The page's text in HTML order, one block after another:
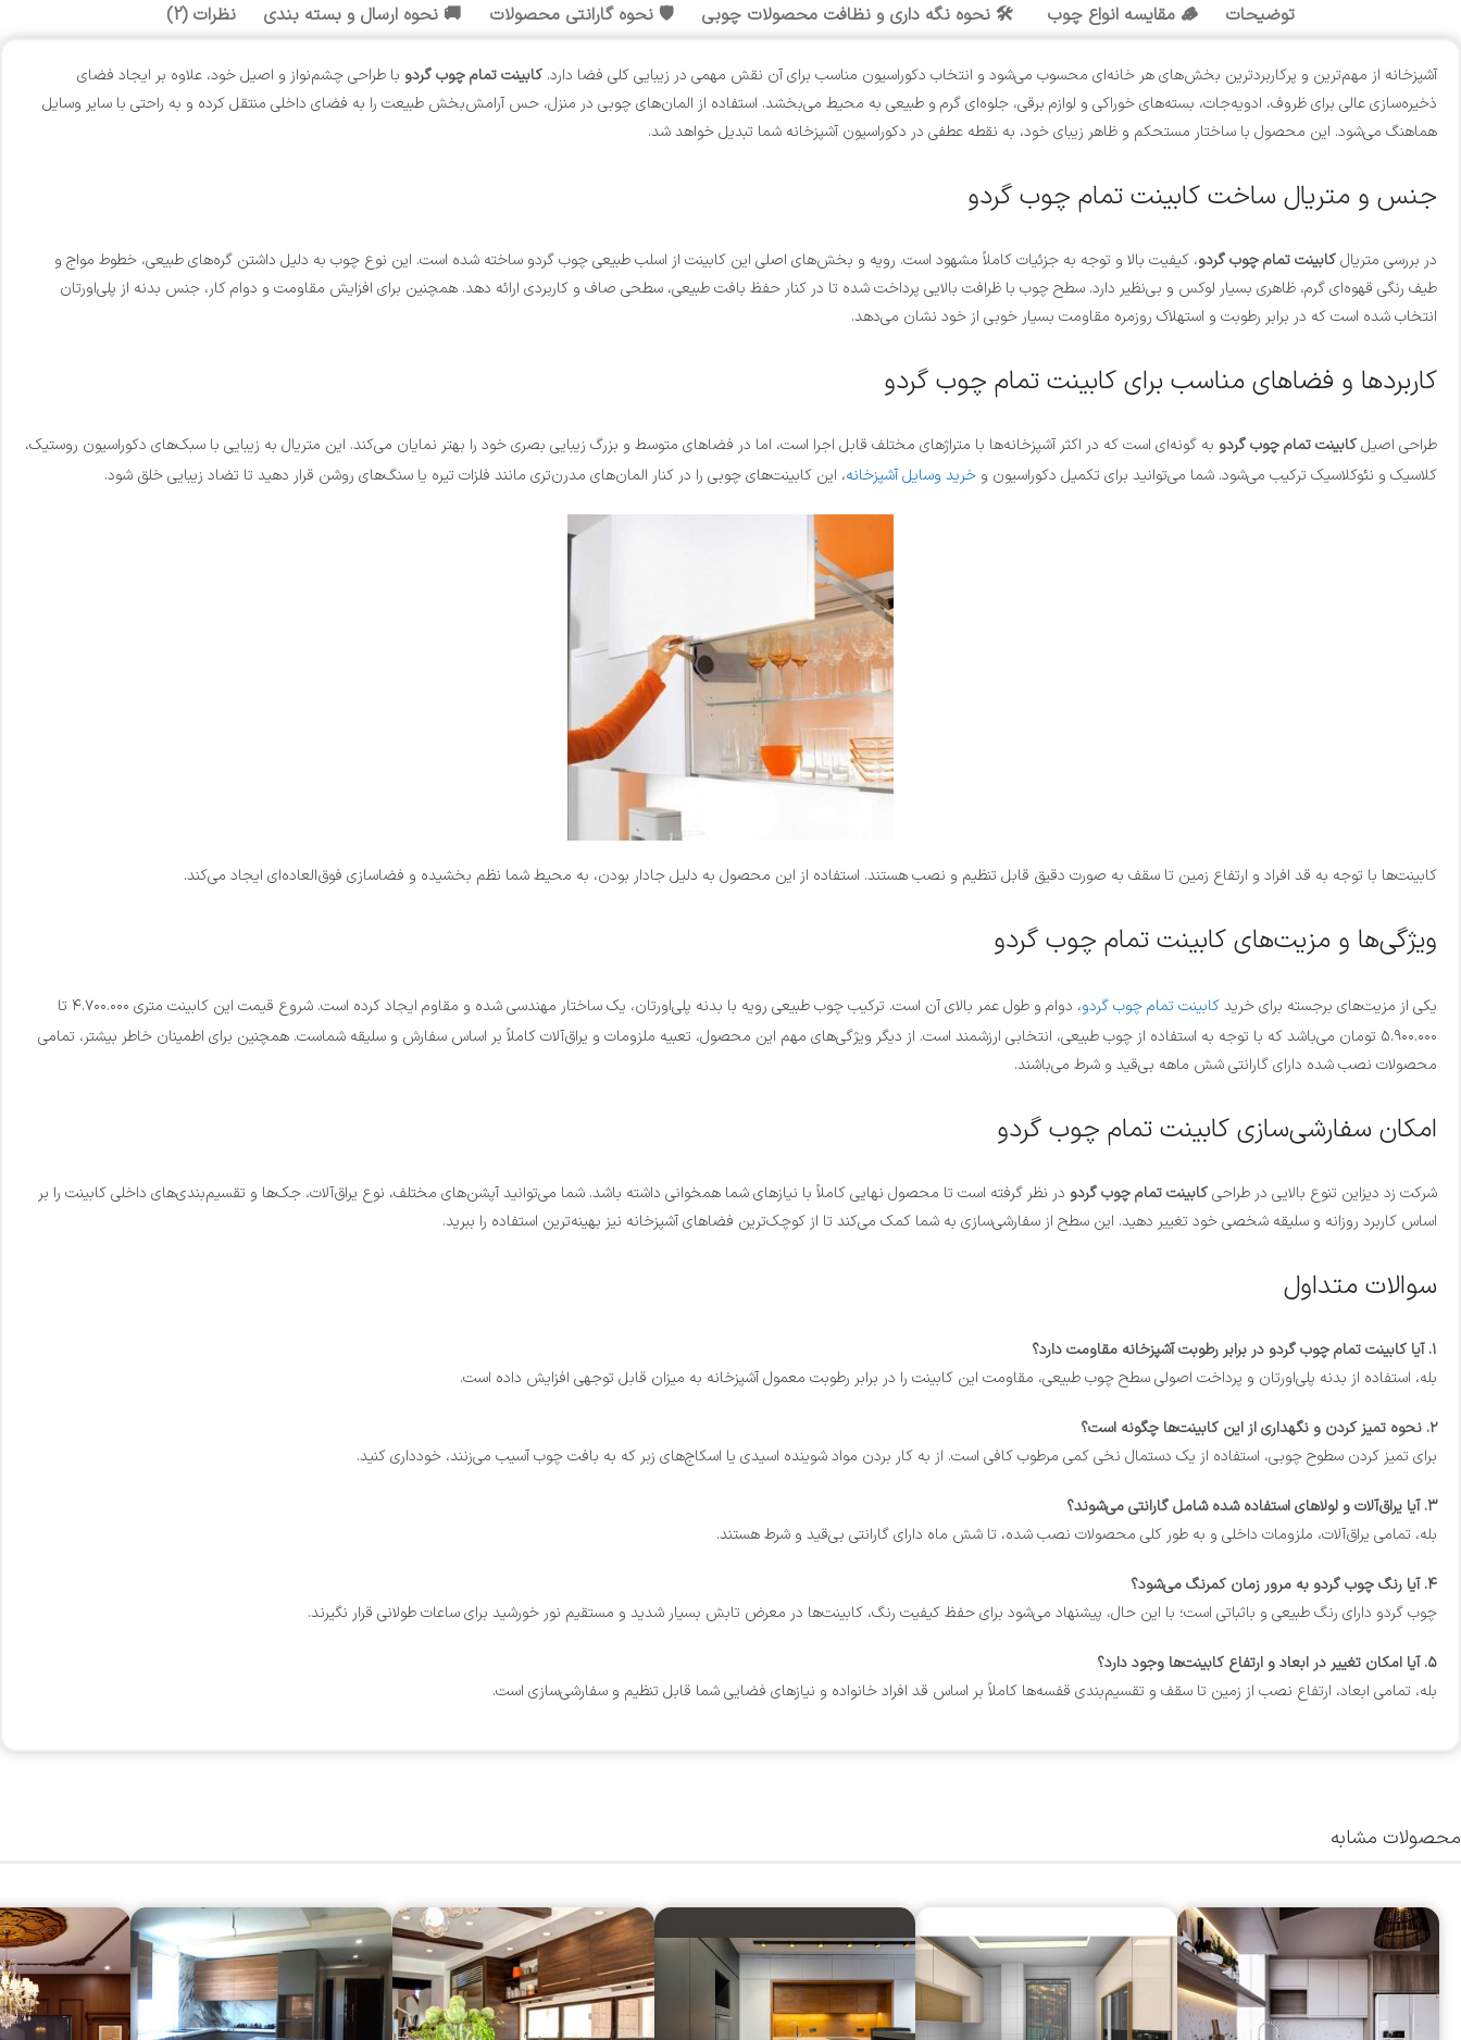
توضیحات 🪵 مقایسه انواع چوب 🛠️ نحوه نگه داری و نظافت محصولات چوبی 🛡️ نحوه گارانتی محصولات 🚚 نحوه ارسال و بسته بندی نظرات (2)
آشپزخانه از مهم‌ترین و پرکاربردترین بخش‌های هر خانه‌ای محسوب می‌شود و انتخاب دکوراسیون مناسب برای آن نقش مهمی در زیبایی کلی فضا دارد. کابینت تمام چوب گردو با طراحی چشم‌نواز و اصیل خود، علاوه بر ایجاد فضای
ذخیره‌سازی عالی برای ظروف، ادویه‌جات، بسته‌های خوراکی و لوازم برقی، جلوه‌ای گرم و طبیعی به محیط می‌بخشد. استفاده از المان‌های چوبی در منزل، حس آرامش‌بخش طبیعت را به فضای داخلی منتقل کرده و به راحتی با سایر وسایل
هماهنگ می‌شود. این محصول با ساختار مستحکم و ظاهر زیبای خود، به نقطه عطفی در دکوراسیون آشپزخانه شما تبدیل خواهد شد.
جنس و متریال ساخت کابینت تمام چوب گردو
در بررسی متریالکابینت تمام چوب گردو، کیفیت بالا و توجه به جزئیات کاملاً مشهود است. رویه و بخش‌های اصلی این کابینت از اسلب طبیعی چوب گردو ساخته شده است. این نوع چوب به دلیل داشتن گره‌های طبیعی، خطوط مواج و
طیف رنگی قهوه‌ای گرم، ظاهری بسیار لوکس و بی‌نظیر دارد. سطح چوب با ظرافت بالایی پرداخت شده تا در کنار حفظ بافت طبیعی، سطحی صاف و کاربردی ارائه دهد. همچنین برای افزایش مقاومت و دوام کار، جنس بدنه از پلی‌اورتان
انتخاب شده است که در برابر رطوبت و استهلاک روزمره مقاومت بسیار خوبی از خود نشان می‌دهد.
کاربردها و فضاهای مناسب برای کابینت تمام چوب گردو
طراحی اصیلکابینت تمام چوب گردو به گونه‌ای است که در اکثر آشپزخانه‌ها با متراژهای مختلف قابل اجرا است، اما در فضاهای متوسط و بزرگ زیبایی بصری خود را بهتر نمایان می‌کند. این متریال به زیبایی با سبک‌های دکوراسیون روستیک،
کلاسیک و نئوکلاسیک ترکیب می‌شود. شما می‌توانید برای تکمیل دکوراسیون و خرید وسایل آشپزخانه، این کابینت‌های چوبی را در کنار المان‌های مدرن‌تری مانند فلزات تیره یا سنگ‌های روشن قرار دهید تا تضاد زیبایی خلق شود.
کابینت‌ها با توجه به قد افراد و ارتفاع زمین تا سقف به صورت دقیق قابل تنظیم و نصب هستند. استفاده از این محصول به دلیل جادار بودن، به محیط شما نظم بخشیده و فضاسازی فوق‌العاده‌ای ایجاد می‌کند.
ویژگی‌ها و مزیت‌های کابینت تمام چوب گردو
یکی از مزیت‌های برجسته برای خریدکابینت تمام چوب گردو
، دوام و طول عمر بالای آن است. ترکیب چوب طبیعی رویه با بدنه پلی‌اورتان، یک ساختار مهندسی شده و مقاوم ایجاد کرده است. شروع قیمت این کابینت متری ۴.۷۰۰.۰۰۰ تا
۵.۹۰۰.۰۰۰ تومان می‌باشد که با توجه به استفاده از چوب طبیعی، انتخابی ارزشمند است. از دیگر ویژگی‌های مهم این محصول، تعبیه ملزومات و یراق‌آلات کاملاً بر اساس سفارش و سلیقه شماست. همچنین برای اطمینان خاطر بیشتر، تمامی
محصولات نصب شده دارای گارانتی شش ماهه بی‌قید و شرط می‌باشند.
امکان سفارشی‌سازی کابینت تمام چوب گردو
شرکت زد دیزاین تنوع بالایی در طراحیکابینت تمام چوب گردو در نظر گرفته است تا محصول نهایی کاملاً با نیازهای شما همخوانی داشته باشد. شما می‌توانید آپشن‌های مختلف، نوع یراق‌آلات، جک‌ها و تقسیم‌بندی‌های داخلی کابینت را بر
اساس کاربرد روزانه و سلیقه شخصی خود تغییر دهید. این سطح از سفارشی‌سازی به شما کمک می‌کند تا از کوچک‌ترین فضاهای آشپزخانه نیز بهینه‌ترین استفاده را ببرید.
سوالات متداول
۱. آیا کابینت تمام چوب گردو در برابر رطوبت آشپزخانه مقاومت دارد؟
بله، استفاده از بدنه پلی‌اورتان و پرداخت اصولی سطح چوب طبیعی، مقاومت این کابینت را در برابر رطوبت معمول آشپزخانه به میزان قابل توجهی افزایش داده است.
۲. نحوه تمیز کردن و نگهداری از این کابینت‌ها چگونه است؟
برای تمیز کردن سطوح چوبی، استفاده از یک دستمال نخی کمی مرطوب کافی است. از به کار بردن مواد شوینده اسیدی یا اسکاج‌های زبر که به بافت چوب آسیب می‌زنند، خودداری کنید.
۳. آیا یراق‌آلات و لولاهای استفاده شده شامل گارانتی می‌شوند؟
بله، تمامی یراق‌آلات، ملزومات داخلی و به طور کلی محصولات نصب شده، تا شش ماه دارای گارانتی بی‌قید و شرط هستند.
۴. آیا رنگ چوب گردو به مرور زمان کمرنگ می‌شود؟
چوب گردو دارای رنگ طبیعی و باثباتی است؛ با این حال، پیشنهاد می‌شود برای حفظ کیفیت رنگ، کابینت‌ها در معرض تابش بسیار شدید و مستقیم نور خورشید برای ساعات طولانی قرار نگیرند.
۵. آیا امکان تغییر در ابعاد و ارتفاع کابینت‌ها وجود دارد؟
بله، تمامی ابعاد، ارتفاع نصب از زمین تا سقف و تقسیم‌بندی قفسه‌ها کاملاً بر اساس قد افراد خانواده و نیازهای فضایی شما قابل تنظیم و سفارشی‌سازی است.
محصولات مشابه